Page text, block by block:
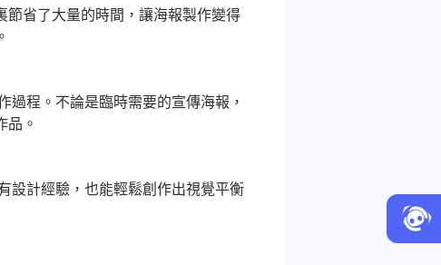
省了大量的時間，讓海報製作變得
程。不論是臨時需要的宣傳海報，
。
設計經驗，也能輕鬆創作出視覺平衡